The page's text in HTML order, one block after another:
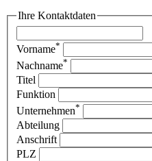
Ihre Kontaktdaten
Vorname*
Nachname*
Titel
Funktion
Unternehmen*
Abteilung
Anschrift
PLZ